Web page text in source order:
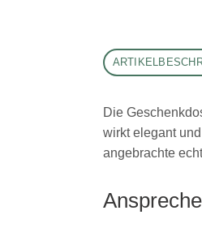
Die
wirkt elegant
angebrachte